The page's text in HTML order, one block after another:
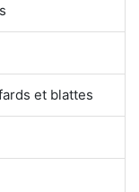
et blattes